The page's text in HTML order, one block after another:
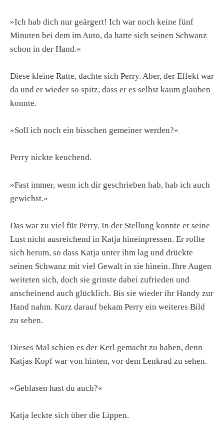
»Ich hab dich nur geärgert! Ich war noch keine fünf
Minuten bei dem im Auto, da hatte sich seinen Schwanz
schon in der Hand.«
Diese kleine Ratte, dachte sich Perry. Aber, der Effekt war
da und er wieder so spitz, dass er es selbst kaum glauben
konnte.
»Soll ich noch ein bisschen gemeiner werden?«
Perry nickte keuchend.
»Fast immer, wenn ich dir geschrieben hab, hab ich auch
gewichst.«
Das war zu viel für Perry. In der Stellung konnte er seine
Lust nicht ausreichend in Katja hineinpressen. Er rollte
sich herum, so dass Katja unter ihm lag und drückte
seinen Schwanz mit viel Gewalt in sie hinein. Ihre Augen
weiteten sich, doch sie grinste dabei zufrieden und
anscheinend auch glücklich. Bis sie wieder ihr Handy zur
Hand nahm. Kurz darauf bekam Perry ein weiteres Bild
zu sehen.
Dieses Mal schien es der Kerl gemacht zu haben, denn
Katjas Kopf war von hinten, vor dem Lenkrad zu sehen.
»Geblasen hast du auch?«
Katja leckte sich über die Lippen.